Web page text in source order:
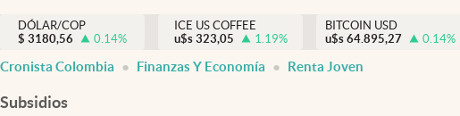
Tiempo libre
Dólar y mercados
Curiosidades
DÓLAR/COP
$ 3180,56 0.14%
ICE US COFFEE
u$s 323,05 1.19%
BITCOIN USD
u$s 64.895,27 0.14%
Cronista Colombia Finanzas Y Economía Renta Joven
Subsidios